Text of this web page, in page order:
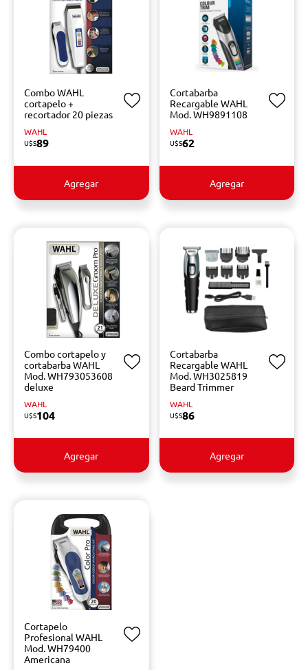
Combo WAHL
cortapelo +
recortador 20 piezas
WAHL
U$S89
Agregar
Cortabarba
Recargable WAHL
Mod. WH9891108
WAHL
U$S62
Agregar
Combo cortapelo y
cortabarba WAHL
Mod. WH793053608
deluxe
WAHL
U$S104
Agregar
Cortabarba
Recargable WAHL
Mod. WH3025819
Beard Trimmer
WAHL
U$S86
Agregar
Cortapelo
Profesional WAHL
Mod. WH79400
Americana